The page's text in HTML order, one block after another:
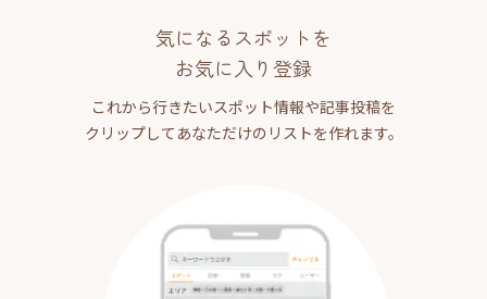
気になるスポットを
お気に入り登録
これから行きたいスポット情報や記事投稿を
クリップしてあなただけのリストを作れます。